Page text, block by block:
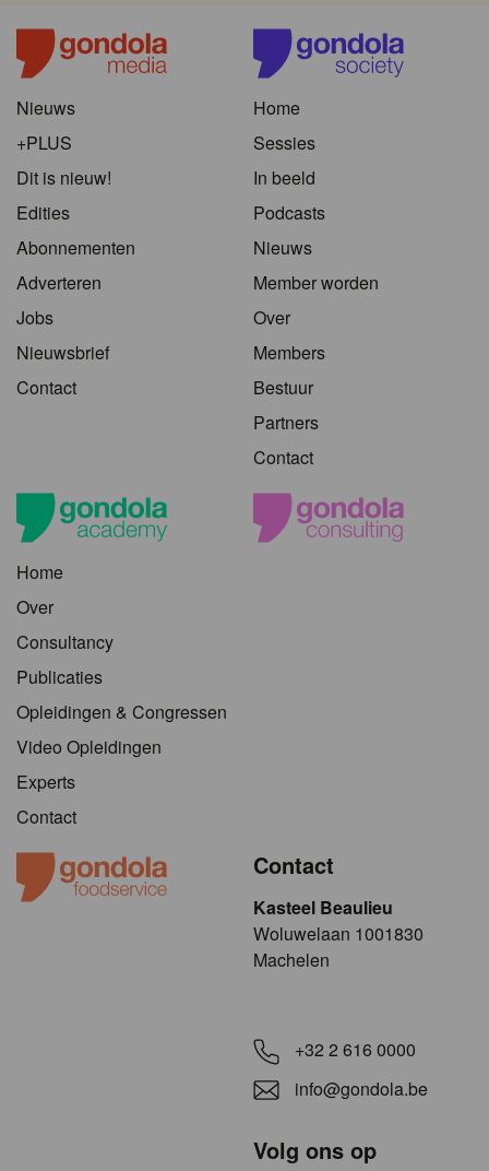
Nieuws
+PLUS
Dit is nieuw!
Edities
Abonnementen
Adverteren
Jobs
Nieuwsbrief
Contact
Home
Sessies
In beeld
Podcasts
Nieuws
Member worden
Over
Members
Bestuur
Partners
Contact
Home
Over
Consultancy
Publicaties
Opleidingen & Congressen
Video Opleidingen
Experts
Contact
Contact
Kasteel Beaulieu
​​​Woluwelaan 1001830
Machelen
+32 2 616 0000
info@gondola.be
Volg ons op